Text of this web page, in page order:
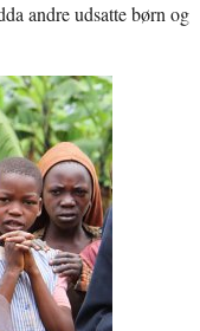
andre udsatte børn og